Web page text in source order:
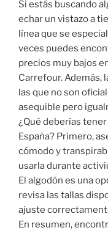
Si estás buscando
echar un vistazo a
línea que se
veces puedes
precios muy bajos
Carrefour. Además,
las que no son
asequible pero
¿Qué deberías
España? Primero,
cómodo y
usarla durante
El algodón es una
revisa las tallas
ajuste
En resumen,